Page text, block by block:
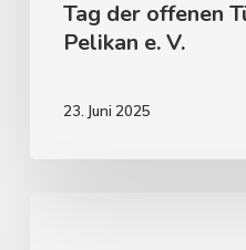
Tag der offenen
Pelikan e. V.
23. Juni 2025